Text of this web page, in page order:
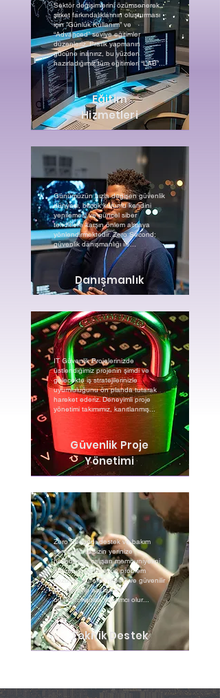
Sektör değişimlerini özümsenerek,
şirket farkındalıklarının oluşturması
için ”Günlük Kullanım” ve
“Advanced” seviye eğitimler
düzenleriz. Pratik yapmanın
gücüne inanırız, bu yüzden
hazırladığımız tüm eğitimleri “LAB”...
Eğitim
Hizmetleri
Günümüzün hızla değişen güvenlik
dünyası, birçok kurumu kendini
yenilemesi ve güncel siber
tehditlere karşın önlem almaya
yönlendirmektedir. Zero Second;
güvenlik danışmanlığı ile...
Danışmanlık
IT Güvenlik Projelerinizde
üstlendiğimiz projenin şimdi ve
gelecekte iş stratejilerinizle
uyumluluğunu ön planda tutarak
hareket ederiz. Deneyimli proje
yönetimi takımımız, kanıtlanmış...
Güvenlik Proje
Yönetimi
Zero Second, destek ve bakım
servislerinizi sizin yerinize
hallederek, çalışan memnuniyetini
arttıran, hızlı ve etkin problem
çözümü, sürekli, nitelikli ve güvenilir
servisleriyle asıl işinize
odaklanmanıza yardımcı olur...
Teknik Destek